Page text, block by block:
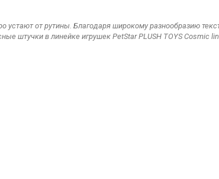
от рутины. Благодаря широкому разнообразию
штучки в линейке игрушек PetStar PLUSH TOYS Cosmic